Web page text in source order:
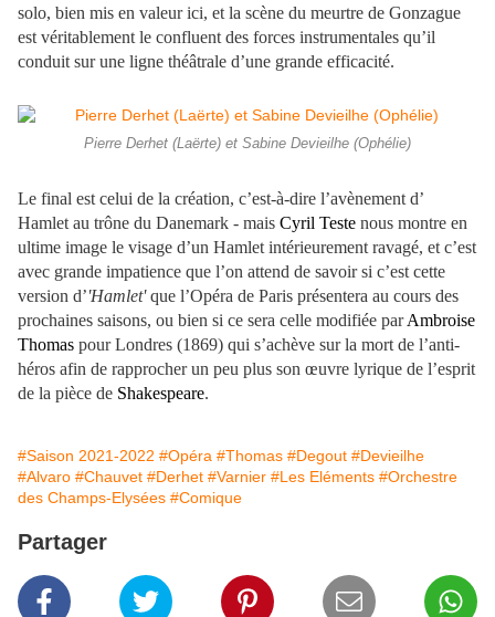
solo, bien mis en valeur ici, et la scène du meurtre de Gonzague
est véritablement le confluent des forces instrumentales qu’il
conduit sur une ligne théâtrale d’une grande efficacité.
Pierre Derhet (Laërte) et Sabine Devieilhe (Ophélie)
Le final est celui de la création, c’est-à-dire l’avènement d’
Hamlet au trône du Danemark - mais Cyril Teste nous montre en
ultime image le visage d’un Hamlet intérieurement ravagé, et c’est
avec grande impatience que l’on attend de savoir si c’est cette
version d’'Hamlet'que l’Opéra de Paris présentera au cours des
prochaines saisons, ou bien si ce sera celle modifiée parAmbroise
Thomas pour Londres (1869) qui s’achève sur la mort de l’anti-
héros afin de rapprocher un peu plus son œuvre lyrique de l’esprit
de la pièce de Shakespeare.
#Saison 2021-2022 #Opéra #Thomas #Degout #Devieilhe
#Alvaro #Chauvet #Derhet #Varnier #Les Eléments #Orchestre
des Champs-Elysées #Comique
Partager